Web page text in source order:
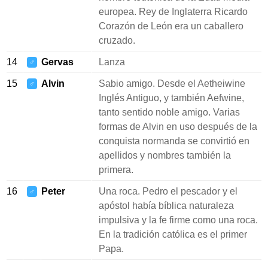
europea. Rey de Inglaterra Ricardo
Corazón de León era un caballero
cruzado.
14 ♂ Gervas Lanza
15 ♂ Alvin
Sabio amigo. Desde el Aetheiwine
Inglés Antiguo, y también Aefwine,
tanto sentido noble amigo. Varias
formas de Alvin en uso después de la
conquista normanda se convirtió en
apellidos y nombres también la
primera.
16 ♂ Peter
Una roca. Pedro el pescador y el
apóstol había bíblica naturaleza
impulsiva y la fe firme como una roca.
En la tradición católica es el primer
Papa.